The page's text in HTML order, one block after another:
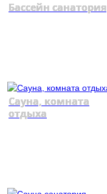
Бассейн санатория
Сауна, комната
отдыха